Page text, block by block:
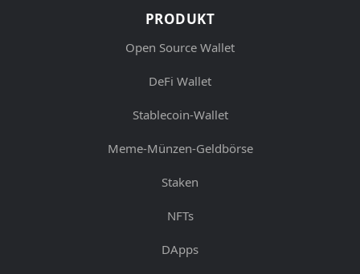
PRODUKT
Open Source Wallet
DeFi Wallet
Stablecoin-Wallet
Meme-Münzen-Geldbörse
Staken
NFTs
DApps